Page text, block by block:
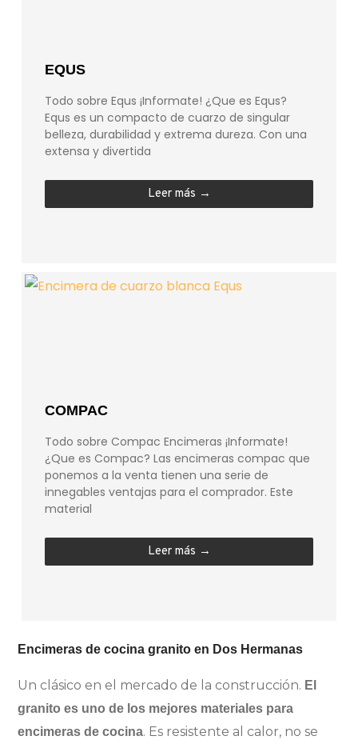
EQUS
Todo sobre Equs ¡Informate! ¿Que es Equs?
Equs es un compacto de cuarzo de singular
belleza, durabilidad y extrema dureza. Con una
extensa y divertida
Leer más →
COMPAC
Todo sobre Compac Encimeras ¡Informate!
¿Que es Compac? Las encimeras compac que
ponemos a la venta tienen una serie de
innegables ventajas para el comprador. Este
material
Leer más →
Encimeras de cocina granito en Dos Hermanas
Un clásico en el mercado de la construcción. El
granito es uno de los mejores materiales para
encimeras de cocina. Es resistente al calor, no se